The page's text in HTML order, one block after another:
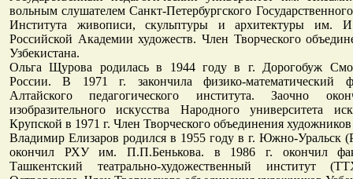
вольным слушателем Санкт-Петербургского
Института живописи, скульптуры и архитектуры им.
Российской Академии художеств. Член Творческого
Узбекистана.
Ольга Щурова родилась в 1944 году в г. Дорогобуж
России. В 1971 г. закончила физико-математический
Алтайского педагогического института. Заочно
изобразительного искусства Народного университета
Крупской в 1971 г. Член Творческого объединения художников
Владимир Елизаров родился в 1955 году в г. Южно-Уральск
окончил РХУ им. П.П.Бенькова. в 1986 г. окончил
Ташкентский театрально-художественный